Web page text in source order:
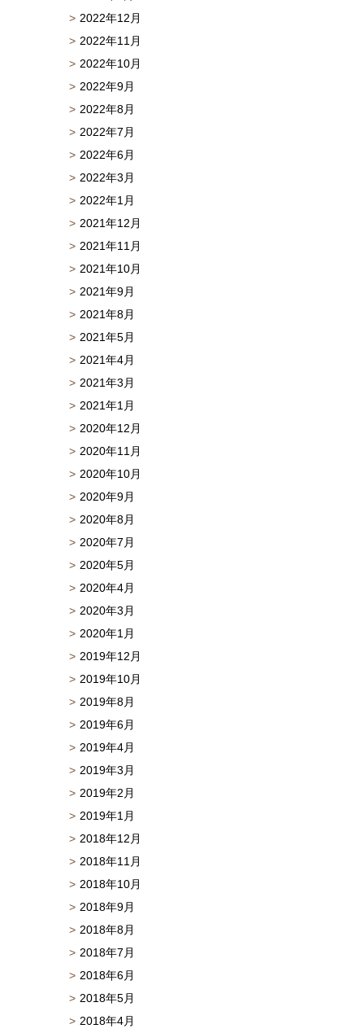
2022年12月
2022年11月
2022年10月
2022年9月
2022年8月
2022年7月
2022年6月
2022年3月
2022年1月
2021年12月
2021年11月
2021年10月
2021年9月
2021年8月
2021年5月
2021年4月
2021年3月
2021年1月
2020年12月
2020年11月
2020年10月
2020年9月
2020年8月
2020年7月
2020年5月
2020年4月
2020年3月
2020年1月
2019年12月
2019年10月
2019年8月
2019年6月
2019年4月
2019年3月
2019年2月
2019年1月
2018年12月
2018年11月
2018年10月
2018年9月
2018年8月
2018年7月
2018年6月
2018年5月
2018年4月